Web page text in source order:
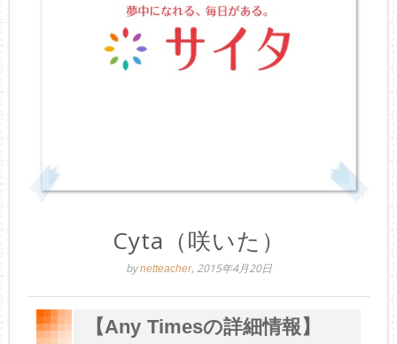
Cyta（咲いた）
bynetteacher, 2015年4月20日
【Any Timesの詳細情報】